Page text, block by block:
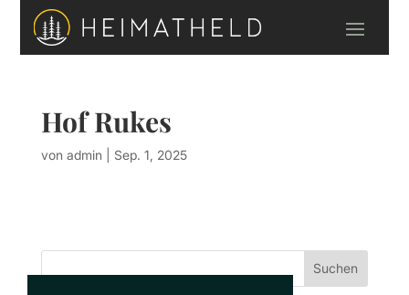
Hof Rukes
von admin Sep. 1, 2025
Suchen